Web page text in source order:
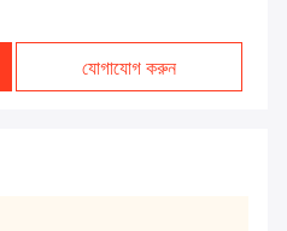
যোগাযোগ করুন